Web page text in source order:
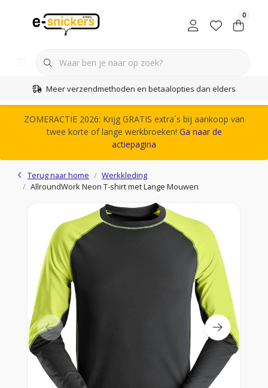
0
Meer verzendmethoden en betaalopties dan elders
ZOMERACTIE 2026: Krijg GRATIS extra´s bij aankoop van
twee korte of lange werkbroeken! Ga naar de
actiepagina
Terug naar home
Werkkleding
AllroundWork Neon T-shirt met Lange Mouwen